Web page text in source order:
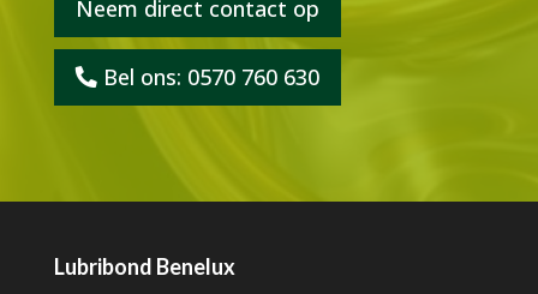
Neem direct contact op
Bel ons: 0570 760 630
Lubribond Benelux